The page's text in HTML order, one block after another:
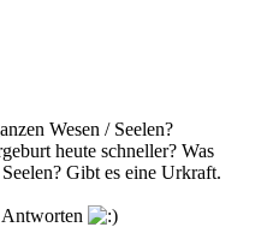
Wesen / Seelen?
heute schneller? Was
Gibt es eine Urkraft.